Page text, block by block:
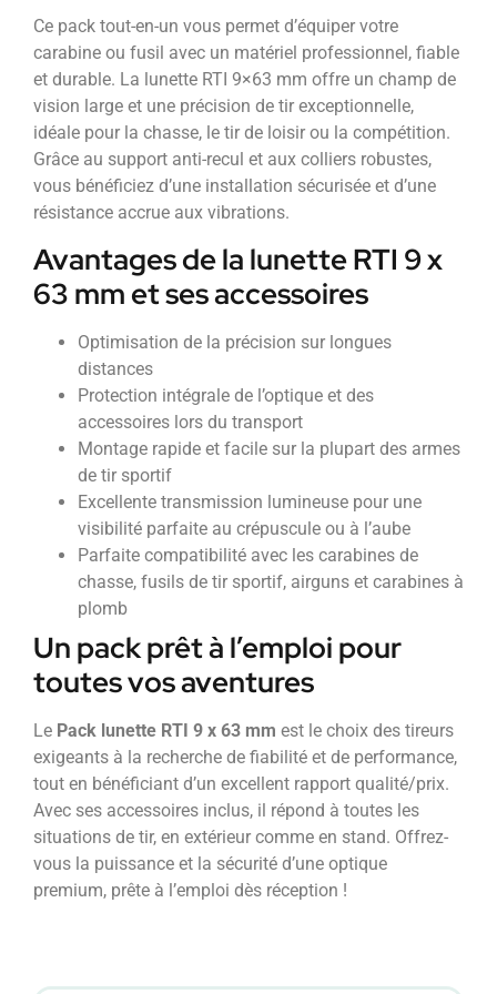
Ce pack tout-en-un vous permet d’équiper votre
carabine ou fusil avec un matériel professionnel, fiable
et durable. La lunette RTI 9×63 mm offre un champ de
vision large et une précision de tir exceptionnelle,
idéale pour la chasse, le tir de loisir ou la compétition.
Grâce au support anti-recul et aux colliers robustes,
vous bénéficiez d’une installation sécurisée et d’une
résistance accrue aux vibrations.
Avantages de la lunette RTI 9 x
63 mm et ses accessoires
Optimisation de la précision sur longues
distances
Protection intégrale de l’optique et des
accessoires lors du transport
Montage rapide et facile sur la plupart des armes
de tir sportif
Excellente transmission lumineuse pour une
visibilité parfaite au crépuscule ou à l’aube
Parfaite compatibilité avec les carabines de
chasse, fusils de tir sportif, airguns et carabines à
plomb
Un pack prêt à l’emploi pour
toutes vos aventures
Le Pack lunette RTI 9 x 63 mm est le choix des tireurs
exigeants à la recherche de fiabilité et de performance,
tout en bénéficiant d’un excellent rapport qualité/prix.
Avec ses accessoires inclus, il répond à toutes les
situations de tir, en extérieur comme en stand. Offrez-
vous la puissance et la sécurité d’une optique
premium, prête à l’emploi dès réception !